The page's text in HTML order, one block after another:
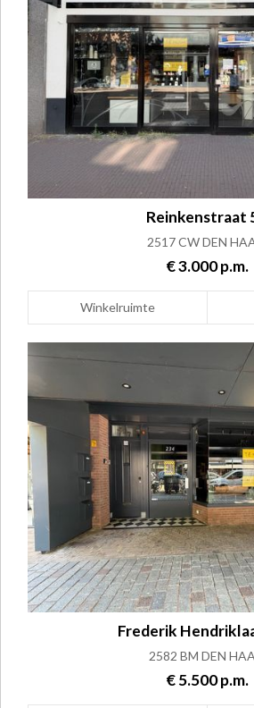
Reinkenstraat
2517 CW DEN
€ 3.000 p.m.
Winkelruimte
Frederik
2582 BM DEN
€ 5.500 p.m.